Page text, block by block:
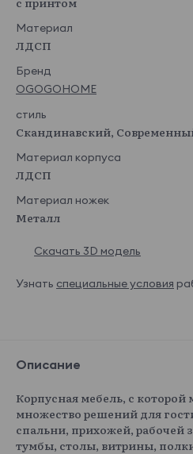
Материал
ЛДСП
Бренд
OGOGOHOME
стиль
Скандинавский,
Материал корпуса
ЛДСП
Материал ножек
Металл
Скачать 3D модель
Узнать специальные условия
Описание
Корпусная мебель, с которой
множество решений для
спальни, прихожей,
тумбы, столы, витрины,